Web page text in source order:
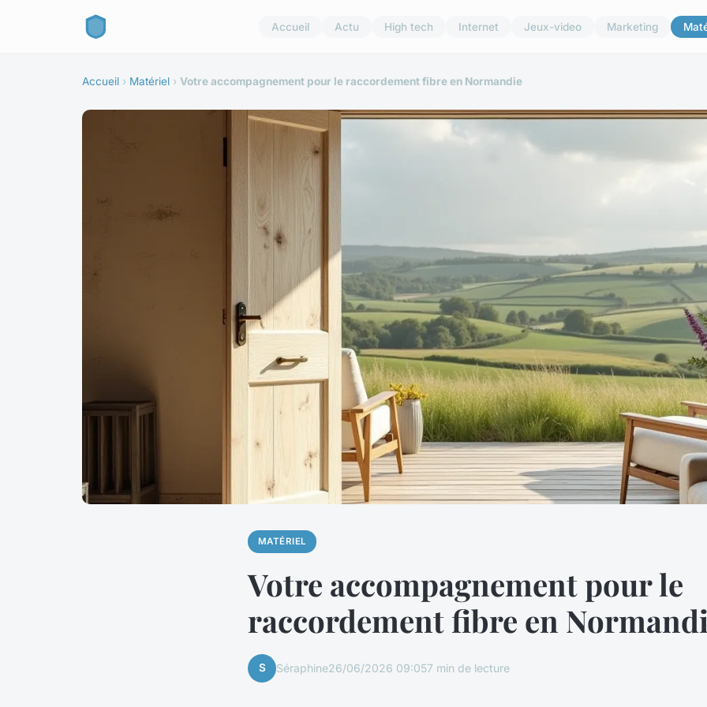
Accueil Actu High tech Internet Jeux-video Marketing
Accueil › Matériel › Votre accompagnement pour le raccordement fibre en Normandie
MATÉRIEL
Votre accompagnement pour le
raccordement fibre en
S Séraphine26/06/2026 09:057 min de lecture